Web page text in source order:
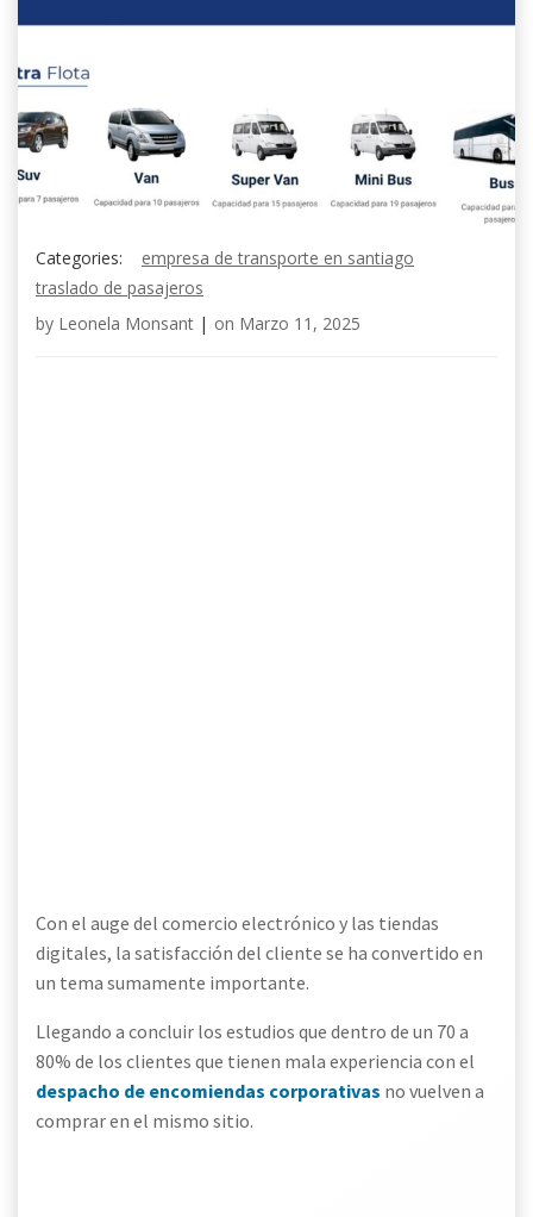
Categories:
empresa de transporte en santiago
traslado de pasajeros
by Leonela Monsant | on Marzo 11, 2025
Con el auge del comercio electrónico y las tiendas
digitales, la satisfacción del cliente se ha convertido en
un tema sumamente importante.
Llegando a concluir los estudios que dentro de un 70 a
80% de los clientes que tienen mala experiencia con el
despacho de encomiendas corporativas no vuelven a
comprar en el mismo sitio.